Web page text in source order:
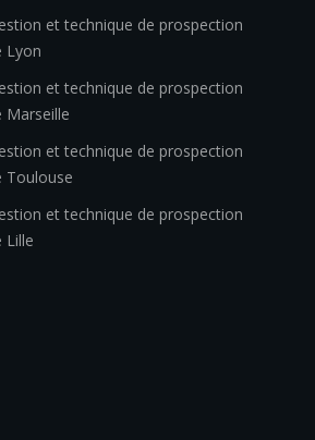
et technique de prospection
Lyon
et technique de prospection
Marseille
et technique de prospection
Toulouse
et technique de prospection
Lille